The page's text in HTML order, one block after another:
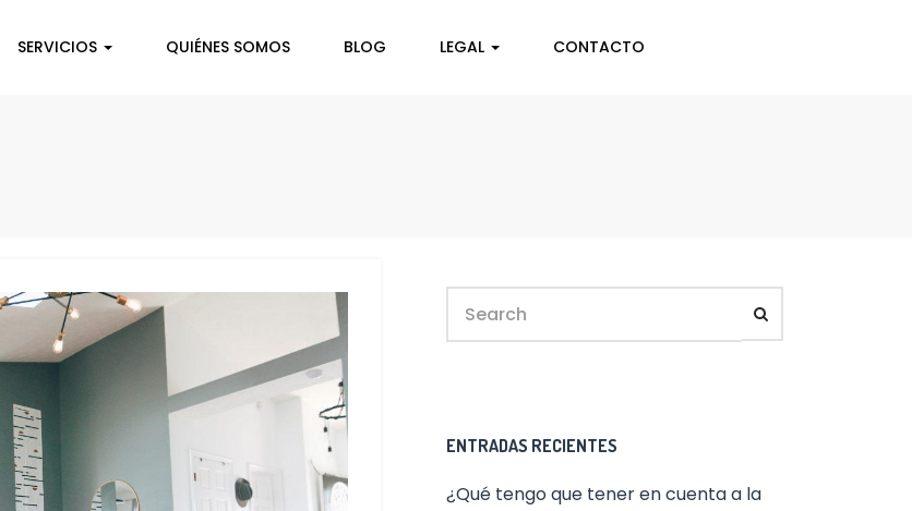
SERVICIOS QUIÉNES SOMOS BLOG LEGAL CONTACTO
ENTRADAS RECIENTES
¿Qué tengo que tener en cuenta a la